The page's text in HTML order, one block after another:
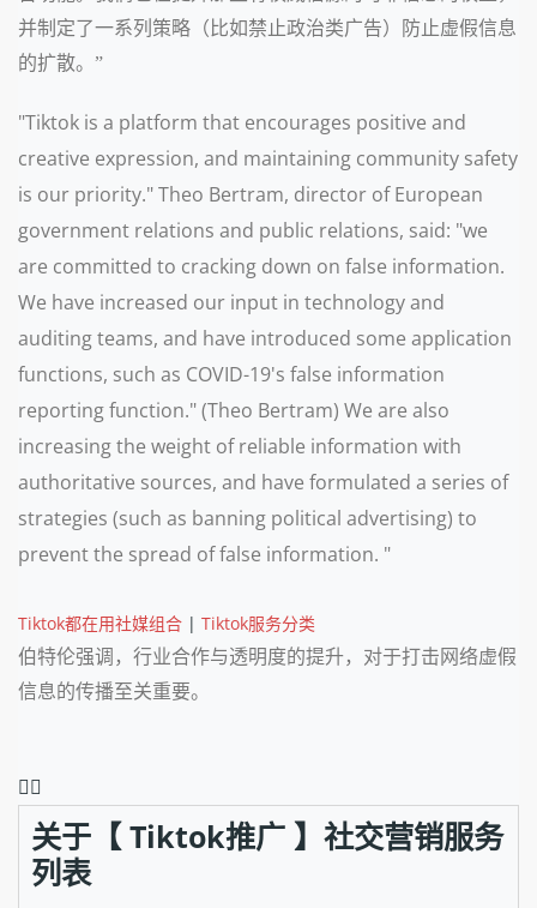
并制定了一系列策略（比如禁止政治类广告）防止虚假信息
的扩散。”
"Tiktok is a platform that encourages positive and
creative expression, and maintaining community safety
is our priority." Theo Bertram, director of European
government relations and public relations, said: "we
are committed to cracking down on false information.
We have increased our input in technology and
auditing teams, and have introduced some application
functions, such as COVID-19's false information
reporting function." (Theo Bertram) We are also
increasing the weight of reliable information with
authoritative sources, and have formulated a series of
strategies (such as banning political advertising) to
prevent the spread of false information. "
Tiktok都在用社媒组合 | Tiktok服务分类
伯特伦强调，行业合作与透明度的提升，对于打击网络虚假
信息的传播至关重要。
❤️‍🔥
关于【 Tiktok推广 】社交营销服务
列表